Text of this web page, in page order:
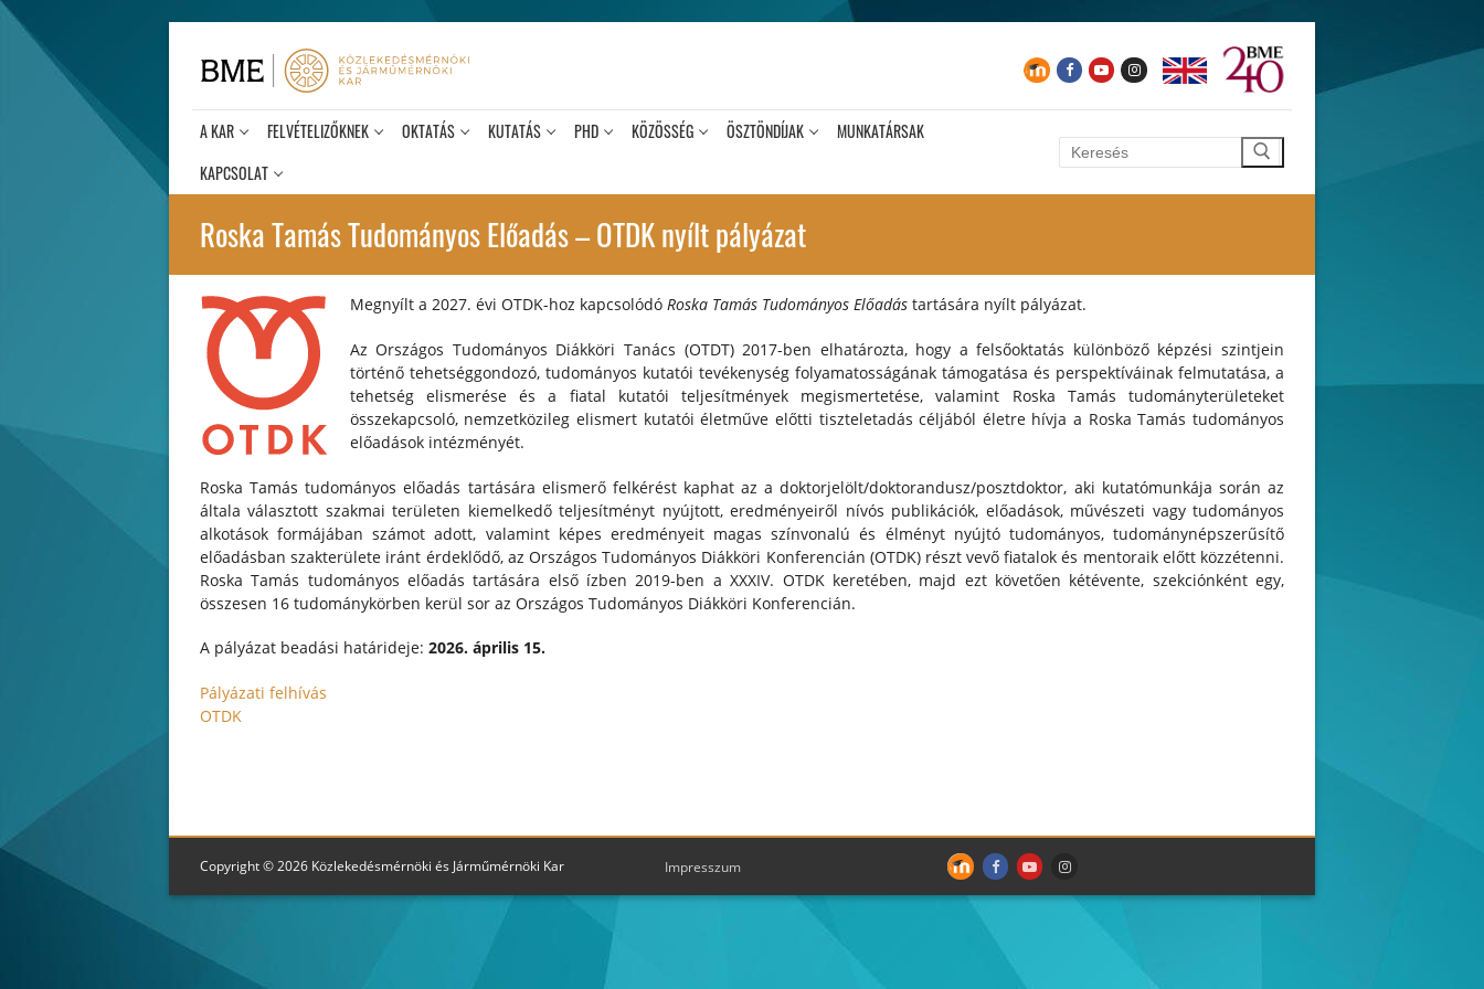
tartalomra
A KAR FELVÉTELIZŐKNEK OKTATÁS KUTATÁS PHD KÖZÖSSÉG ÖSZTÖNDÍJAK
MUNKATÁRSAK
KAPCSOLAT
Keresése:
Roska Tamás Tudományos Előadás – OTDK nyílt pályázat
Megnyílt a 2027. évi OTDK-hoz kapcsolódó Roska Tamás Tudományos Előadástartására nyílt pályázat.
Az Országos Tudományos Diákköri Tanács (OTDT) 2017-ben elhatározta, hogy a felsőoktatás különböző képzési szintjein
történő tehetséggondozó, tudományos kutatói tevékenység folyamatosságának támogatása és perspektíváinak felmutatása, a
tehetség elismerése és a fiatal kutatói teljesítmények megismertetése, valamint Roska Tamás tudományterületeket
összekapcsoló, nemzetközileg elismert kutatói életműve előtti tiszteletadás céljából életre hívja a Roska Tamás tudományos
előadások intézményét.
Roska Tamás tudományos előadás tartására elismerő felkérést kaphat az a doktorjelölt/doktorandusz/posztdoktor, aki kutatómunkája során az
általa választott szakmai területen kiemelkedő teljesítményt nyújtott, eredményeiről nívós publikációk, előadások, művészeti vagy tudományos
alkotások formájában számot adott, valamint képes eredményeit magas színvonalú és élményt nyújtó tudományos, tudománynépszerűsítő
előadásban szakterülete iránt érdeklődő, az Országos Tudományos Diákköri Konferencián (OTDK) részt vevő fiatalok és mentoraik előtt közzétenni.
Roska Tamás tudományos előadás tartására első ízben 2019-ben a XXXIV. OTDK keretében, majd ezt követően kétévente, szekciónként egy,
összesen 16 tudománykörben kerül sor az Országos Tudományos Diákköri Konferencián.
A pályázat beadási határideje: 2026. április 15.
Pályázati felhívás
OTDK
Copyright © 2026 Közlekedésmérnöki és Járműmérnöki Kar Impresszum